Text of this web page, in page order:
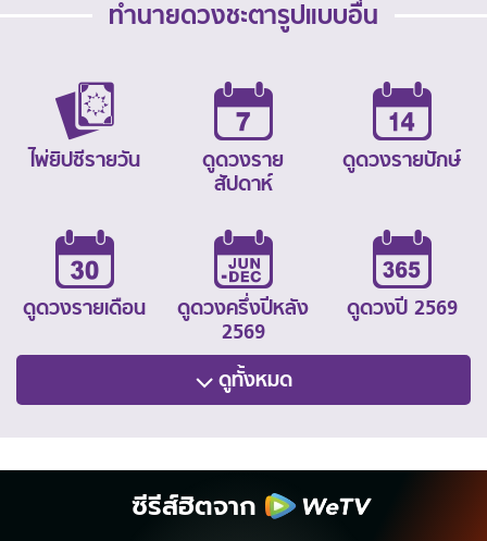
ทำนายดวงชะตารูปแบบอื่น
ไพ่ยิปซีรายวัน
ดูดวงราย
สัปดาห์
ดูดวงรายปักษ์
ดูดวงรายเดือน
ดูดวงครึ่งปีหลัง
2569
ดูดวงปี 2569
ดูทั้งหมด
ซีรีส์ฮิตจาก